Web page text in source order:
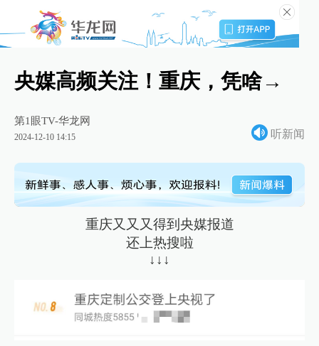
央媒高频关注！重庆，凭啥→
第1眼TV-华龙网
2024-12-10 14:15 听新闻
重庆又又又得到央媒报道
还上热搜啦
↓↓↓